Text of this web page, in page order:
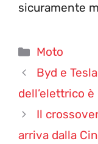
sicuramente
Categorie
Moto
Byd e
dell’elettrico
Il
arriva dalla